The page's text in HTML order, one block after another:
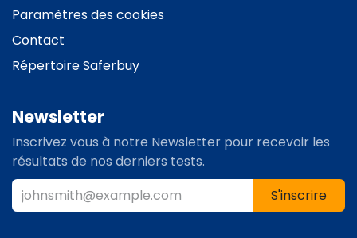
Paramètres des cookies
Contact
Répertoire Saferbuy
Newsletter
Inscrivez vous à notre Newsletter pour recevoir les
résultats de nos derniers tests.
S'inscrire​​